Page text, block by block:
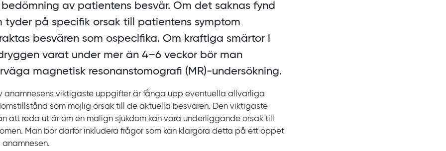
bedömning av patientens besvär. Om det saknas fynd
tyder på specifik orsak till patientens symptom
besvären som ospecifika. Om kraftiga smärtor i
varat under mer än 4‍–‍6 veckor bör man
magnetisk resonanstomografi (MR)‍-‍undersökning.
anamnesens viktigaste uppgifter är fånga upp eventuella allvarliga
som möjlig orsak till de aktuella besvären. Den viktigaste
att reda ut är om en malign sjukdom kan vara underliggande orsak till
Man bör därför inkludera frågor som kan klargöra detta på ett öppet
anamnesen.